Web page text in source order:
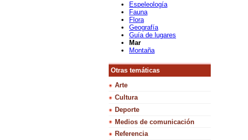
Espeleología
Fauna
Flora
Geografía
Guía de lugares
Mar
Montaña
Otras temáticas
Arte
Cultura
Deporte
Medios de comunicación
Referencia